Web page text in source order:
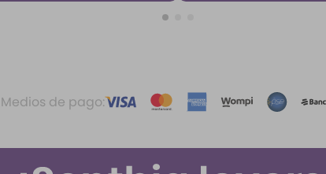
Medios de pago: